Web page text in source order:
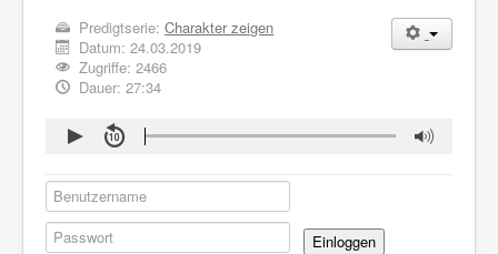
Predigtserie:Charakter zeigen
Datum:24.03.2019
Zugriffe: 2466
Dauer: 27:34
Einloggen